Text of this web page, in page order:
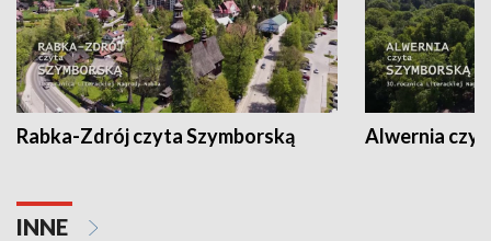
Rabka-Zdrój czyta Szymborską Alwernia
INNE